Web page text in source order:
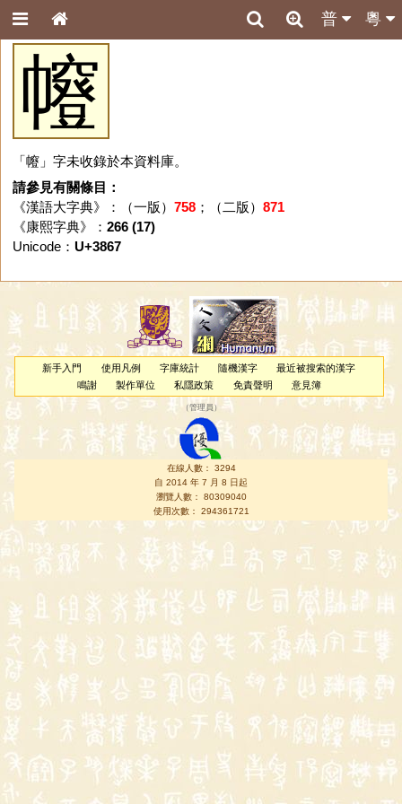
粵
普
㡧
「㡧」字未收錄於本資料庫。
請參見有關條目：
《漢語大字典》：（一版） 758；（二版） 871
《康熙字典》： 266 (17)
Unicode： U+3867
新手入門 使用凡例 字庫統計 隨機漢字
最近被搜索的漢字
鳴謝
製作單位 私隱政策 免責聲明 意見簿
（管理員 ）
在線人數： 3294
自 2014 年 7 月 8 日起
瀏覽人數： 80309040
使用次數： 294361721